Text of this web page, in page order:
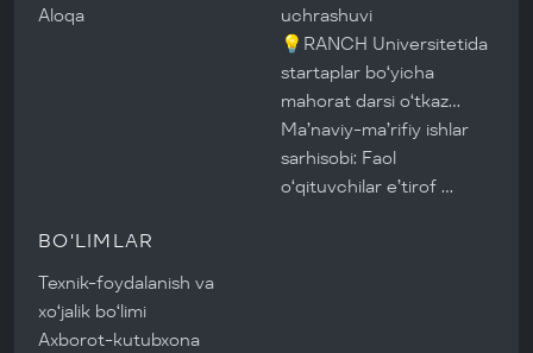
Aloqa
uchrashuvi
💡RANCH Universitetida
startaplar boʻyicha
mahorat darsi oʻtkaz…
Ma’naviy-ma’rifiy ishlar
sarhisobi: Faol
o‘qituvchilar e’tirof …
BO'LIMLAR
Texnik-foydalanish va
xo‘jalik bo‘limi
Axborot-kutubxona